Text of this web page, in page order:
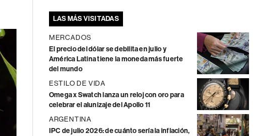
LAS MÁS VISITADAS
MERCADOS
El precio del dólar se debilita en julio y
América Latina tiene la moneda más fuerte
del mundo
ESTILO DE VIDA
Omega x Swatch lanza un reloj con oro para
celebrar el alunizaje del Apollo 11
ARGENTINA
IPC de julio 2026: de cuánto sería la inflación,